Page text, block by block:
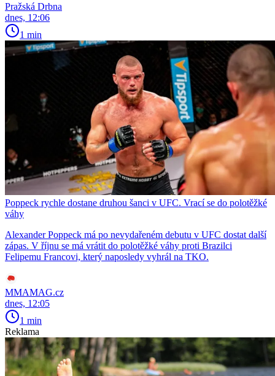
Pražská Drbna
dnes, 12:06
1 min
Poppeck rychle dostane druhou šanci v UFC. Vrací se do polotěžké
váhy
Alexander Poppeck má po nevydařeném debutu v UFC dostat další
zápas. V říjnu se má vrátit do polotěžké váhy proti Brazilci
Felipemu Francovi, který naposledy vyhrál na TKO.
MMAMAG.cz
dnes, 12:05
1 min
Reklama